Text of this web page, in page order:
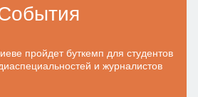
пройдет буткемп для студентов
и журналистов